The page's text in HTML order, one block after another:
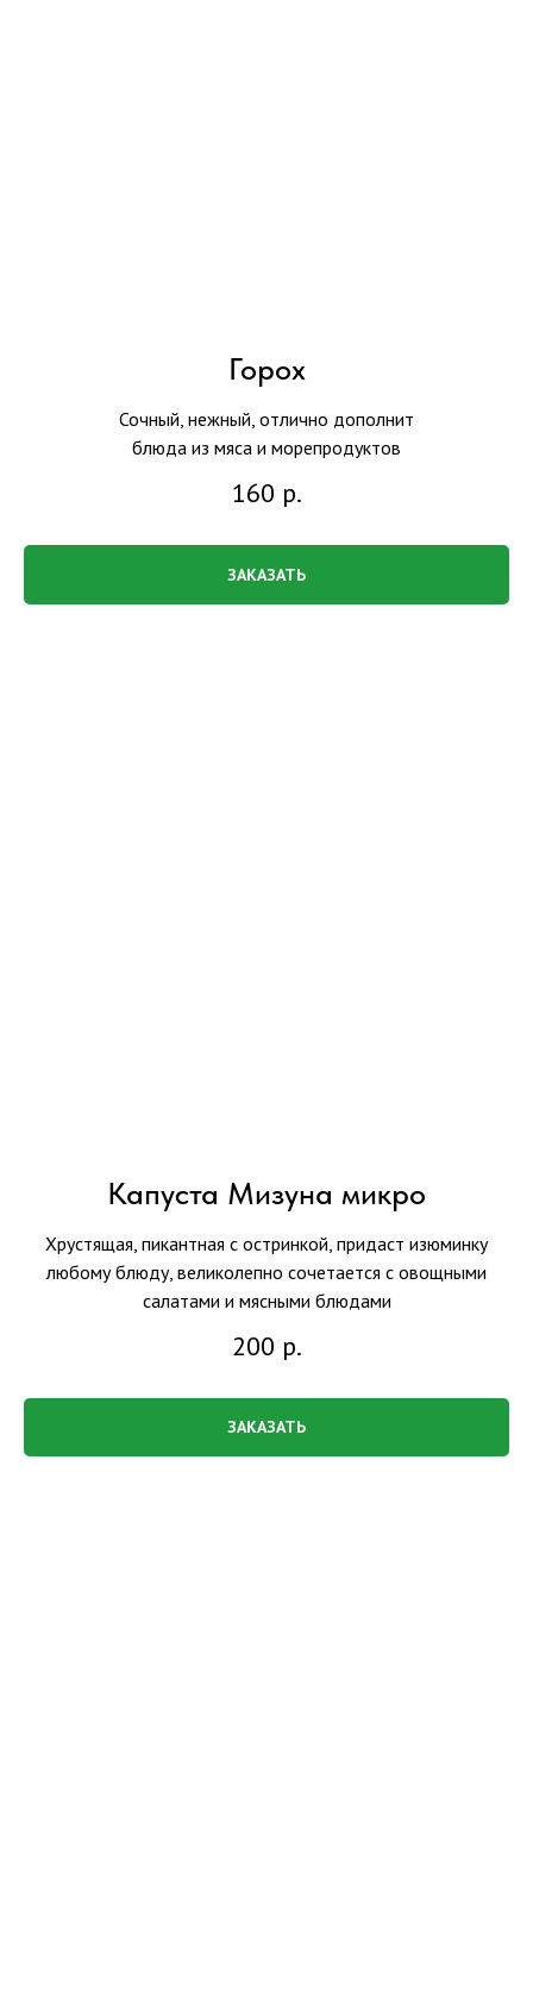
Горох
Сочный, нежный, отлично дополнит
блюда из мяса и морепродуктов
160 р.
ЗАКАЗАТЬ
Капуста Мизуна микро
Хрустящая, пикантная с остринкой, придаст изюминку
любому блюду, великолепно сочетается с овощными
салатами и мясными блюдами
200 р.
ЗАКАЗАТЬ